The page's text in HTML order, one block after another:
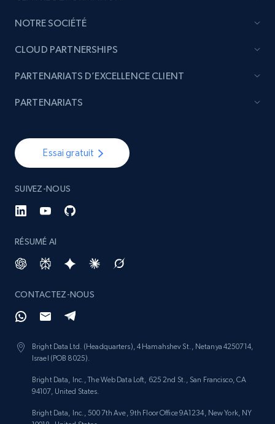
NOTRE SOCIÉTÉ
Essai gratuit
SUIVEZ-NOUS
RÉSUMÉ AI
CONTACTEZ-NOUS
Bright Data Ltd. (Headquarters), 4 Hamahshev St., Netanya 4250714,
Israel (POB 8025).
Bright Data, Inc., The Web Data Loft, 625 2nd St., San Francisco, CA
94107, United States.
Bright Data, Inc., 500 7th Ave, 9th Floor Office 9A1234, New York, NY
CLOUD PARTNERSHIPS
PARTENARIATS D’EXCELLENCE CLIENT
PARTENARIATS